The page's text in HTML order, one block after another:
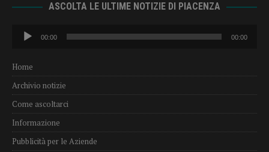
ASCOLTA LE ULTIME NOTIZIE DI PIACENZA
Audio
Player
00:00 00:00
Home
Archivio notizie
Come ascoltarci
Informazione
Pubblicità per le Aziende